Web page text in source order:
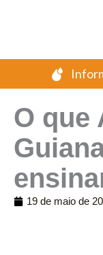
O que
19 de maio de